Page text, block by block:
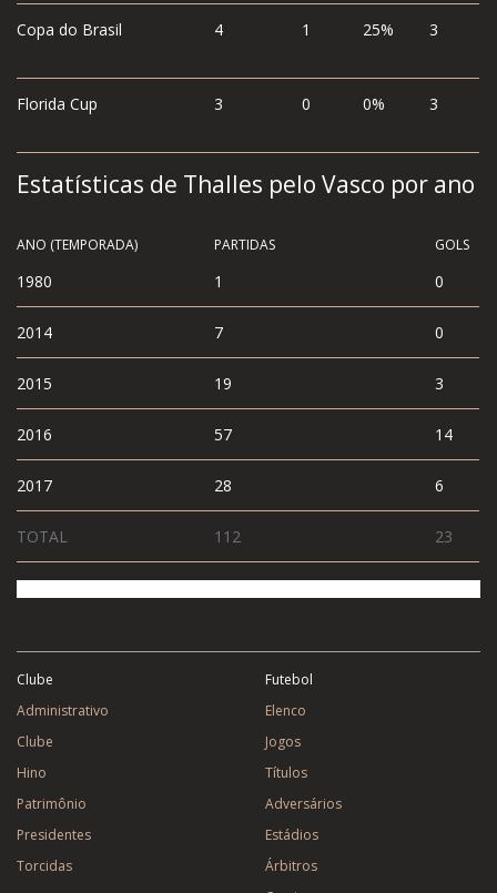
Copa do Brasil
Florida Cup
4 1 25% 3
3 0 0% 3
Estatísticas de Thalles pelo Vasco por ano
ANO (TEMPORADA)
1980
2014
2015
2016
2017
TOTAL
PARTIDAS GOLS
1 0
7 0
19 3
57 14
28 6
112 23
Clube
Administrativo
Clube
Hino
Patrimônio
Presidentes
Torcidas
Futebol
Elenco
Jogos
Títulos
Adversários
Estádios
Árbitros